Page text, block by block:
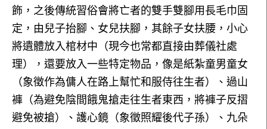
飾，之後傳統習俗會將亡者的雙手雙腳用長毛巾固
定，由兒子抬腳、女兒扶腳，其餘子女扶腰，小心
將遺體放入棺材中（現今也常都直接由葬儀社處
理），還要放入一些特定物品，像是紙紮童男童女
（象徵作為傭人在路上幫忙和服侍往生者）、過山
褲（為避免陰間餓鬼搶走往生者東西，將褲子反摺
避免被搶）、護心鏡（象徵照耀後代子孫）、九朵